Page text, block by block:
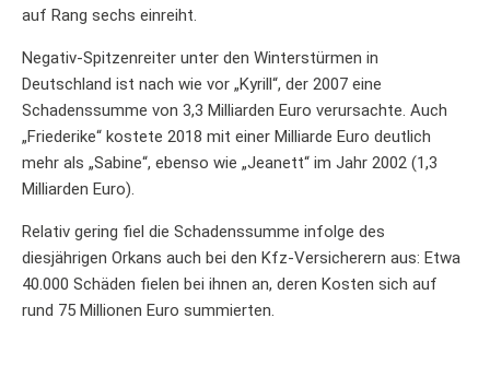
auf Rang sechs einreiht.
Negativ-Spitzenreiter unter den Winterstürmen in
Deutschland ist nach wie vor „Kyrill“, der 2007 eine
Schadenssumme von 3,3 Milliarden Euro verursachte. Auch
„Friederike“ kostete 2018 mit einer Milliarde Euro deutlich
mehr als „Sabine“, ebenso wie „Jeanett“ im Jahr 2002 (1,3
Milliarden Euro).
Relativ gering fiel die Schadenssumme infolge des
diesjährigen Orkans auch bei den Kfz-Versicherern aus: Etwa
40.000 Schäden fielen bei ihnen an, deren Kosten sich auf
rund 75 Millionen Euro summierten.